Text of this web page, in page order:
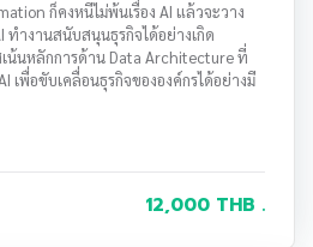
ก็คงหนีไม่พ้นเรื่อง AI แล้วจะวาง
ำงานสนับสนุนธุรกิจได้อย่างเกิด
น้นหลักการด้าน Data Architecture ที่
เพื่อขับเคลื่อนธุรกิจขององค์กรได้อย่างมี
12,000 THB .